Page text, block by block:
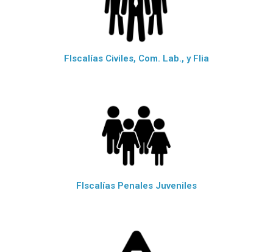
FIscalías Civiles, Com. Lab., y Flia
FIscalías Penales Juveniles